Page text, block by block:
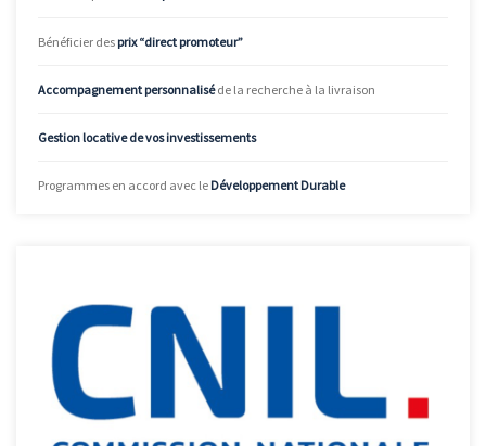
Bénéficier des prix “direct promoteur”
Accompagnement personnaliséde la recherche à la livraison
Gestion locative de vos investissements
Programmes en accord avec le Développement Durable